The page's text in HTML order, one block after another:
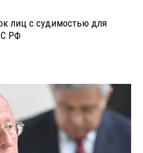
лиц с судимостью для
РФ